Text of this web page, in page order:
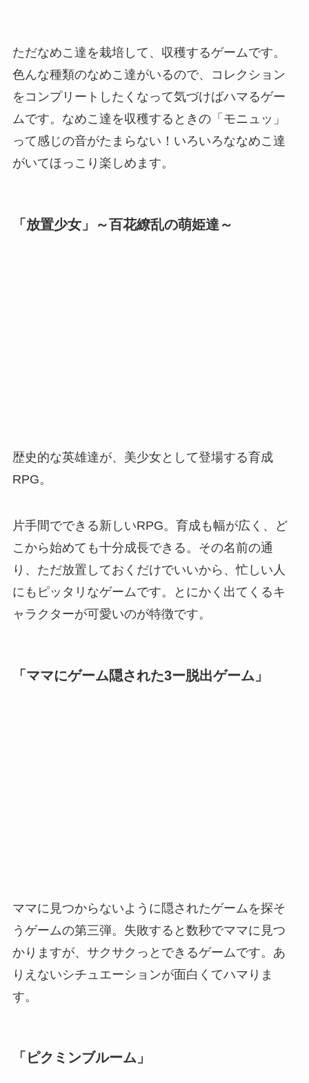
ただなめこ達を栽培して、収穫するゲームです。
色んな種類のなめこ達がいるので、コレクション
をコンプリートしたくなって気づけばハマるゲー
ムです。なめこ達を収穫するときの「モニュッ」
って感じの音がたまらない！いろいろななめこ達
がいてほっこり楽しめます。
「放置少女」～百花繚乱の萌姫達～
歴史的な英雄達が、美少女として登場する育成
RPG。
片手間でできる新しいRPG。育成も幅が広く、ど
こから始めても十分成長できる。その名前の通
り、ただ放置しておくだけでいいから、忙しい人
にもピッタリなゲームです。とにかく出てくるキ
ャラクターが可愛いのが特徴です。
「ママにゲーム隠された3ー脱出ゲーム」
ママに見つからないように隠されたゲームを探そ
うゲームの第三弾。失敗すると数秒でママに見つ
かりますが、サクサクっとできるゲームです。あ
りえないシチュエーションが面白くてハマりま
す。
「ピクミンブルーム」